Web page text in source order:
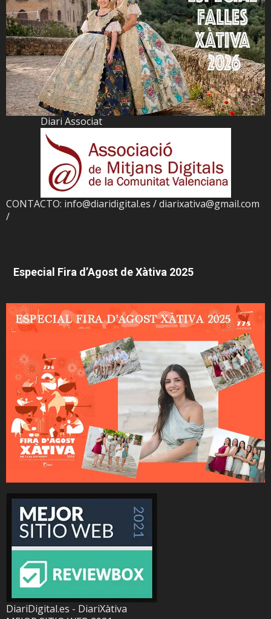
Diari Associat
CONTACTO: info@diaridigital.es / diarixativa@gmail.com
/
Especial Fira d’Agost de Xàtiva 2025
DiariDigital.es - DiariXàtiva